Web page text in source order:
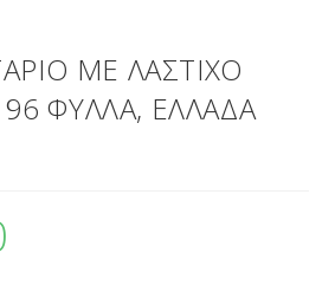
ΜΕ ΛΑΣΤΙΧΟ
ΦΥΛΛΑ, ΕΛΛΑΔΑ